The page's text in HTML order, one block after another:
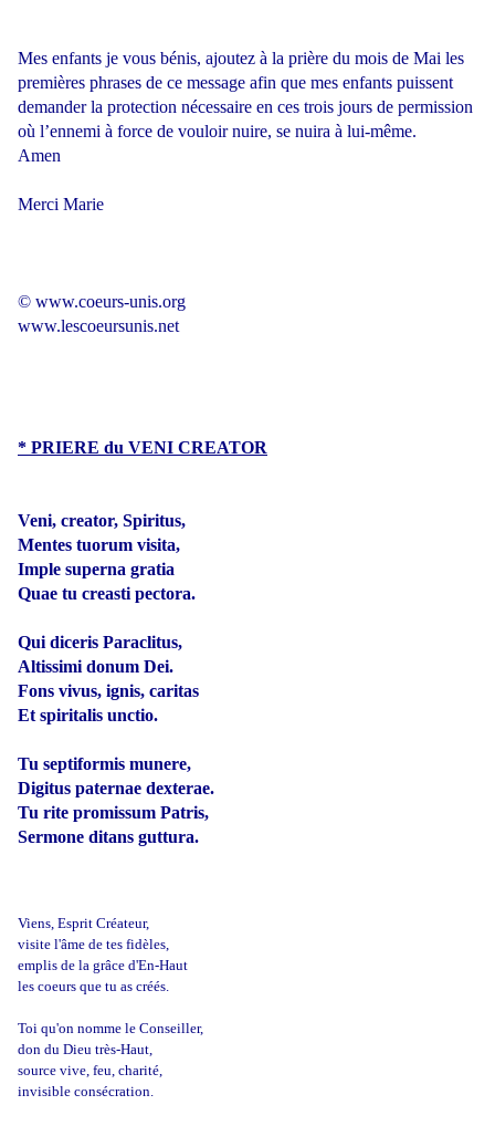
Mes enfants je vous bénis, ajoutez à la prière du mois de Mai les
premières phrases de ce message afin que mes enfants puissent
demander la protection nécessaire en ces trois jours de permission
où l’ennemi à force de vouloir nuire, se nuira à lui-même.
Amen
Merci Marie
© www.coeurs-unis.org
www.lescoeursunis.net
* PRIERE du VENI CREATOR
Veni, creator, Spiritus,
Mentes tuorum visita,
Imple superna gratia
Quae tu creasti pectora.
Qui diceris Paraclitus,
Altissimi donum Dei.
Fons vivus, ignis, caritas
Et spiritalis unctio.
Tu septiformis munere,
Digitus paternae dexterae.
Tu rite promissum Patris,
Sermone ditans guttura.
Viens, Esprit Créateur,
visite l'âme de tes fidèles,
emplis de la grâce d'En-Haut
les coeurs que tu as créés.
Toi qu'on nomme le Conseiller,
don du Dieu très-Haut,
source vive, feu, charité,
invisible consécration.